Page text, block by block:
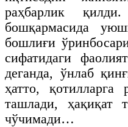
раҳбарлик
бошқармасида
бошлиғи
сифатидаги
деганда, ўнлаб
ҳатто, қотилларга
ташлади, ҳақиқат
чўчимади…